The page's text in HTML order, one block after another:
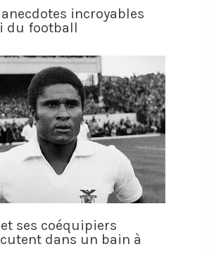
anecdotes incroyables
du football
ses coéquipiers
dans un bain à